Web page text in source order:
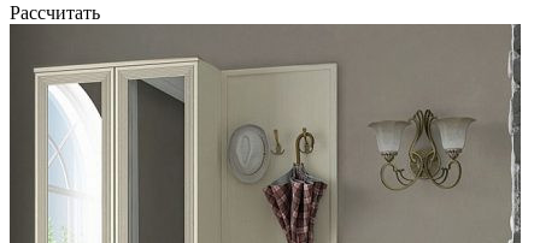
Рассчитать